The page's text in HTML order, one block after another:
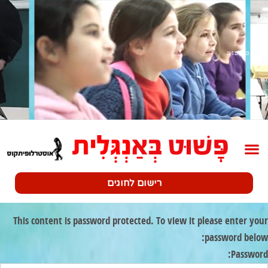
רישום לחוגים
This content is password protected. To view it please enter your
password below:
Password: